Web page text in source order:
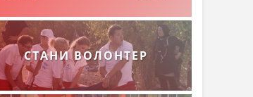
СТАНИ ВОЛОНТЕР